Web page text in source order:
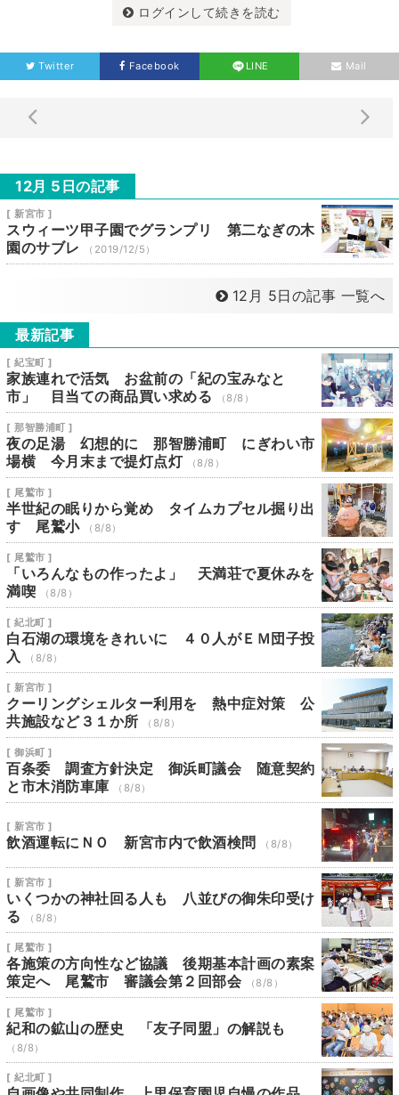
ログインして続きを読む
Twitter Facebook LINE Mail
12月 5日の記事
[ 新宮市 ]
スウィーツ甲子園でグランプリ 第二なぎの木
園のサブレ
（2019/12/5）
12月 5日の記事 一覧へ
最新記事
[ 紀宝町 ]
家族連れで活気 お盆前の「紀の宝みなと
市」 目当ての商品買い求める
（8/8）
[ 那智勝浦町 ]
夜の足湯 幻想的に 那智勝浦町 にぎわい市
場横 今月末まで提灯点灯
（8/8）
[ 尾鷲市 ]
半世紀の眠りから覚め タイムカプセル掘り出
す 尾鷲小
（8/8）
[ 尾鷲市 ]
「いろんなもの作ったよ」 天満荘で夏休みを
満喫
（8/8）
[ 紀北町 ]
白石湖の環境をきれいに ４０人がＥＭ団子投
入
（8/8）
[ 新宮市 ]
クーリングシェルター利用を 熱中症対策 公
共施設など３１か所
（8/8）
[ 御浜町 ]
百条委 調査方針決定 御浜町議会 随意契約
と市木消防車庫
（8/8）
[ 新宮市 ]
飲酒運転にＮＯ 新宮市内で飲酒検問 （8/8）
[ 新宮市 ]
いくつかの神社回る人も 八並びの御朱印受け
る
（8/8）
[ 尾鷲市 ]
各施策の方向性など協議 後期基本計画の素案
策定へ 尾鷲市 審議会第２回部会
（8/8）
[ 尾鷲市 ]
紀和の鉱山の歴史 「友子同盟」の解説も
（8/8）
[ 紀北町 ]